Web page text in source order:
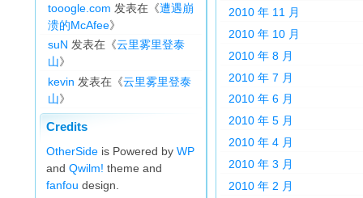
tooogle.com 发表在《遭遇崩
溃的McAfee》
suN 发表在《云里雾里登泰
山》
kevin 发表在《云里雾里登泰
山》
Credits
OtherSide is Powered by WP
and Qwilm! theme and
fanfou design.
2010 年 11 月
2010 年 10 月
2010 年 8 月
2010 年 7 月
2010 年 6 月
2010 年 5 月
2010 年 4 月
2010 年 3 月
2010 年 2 月